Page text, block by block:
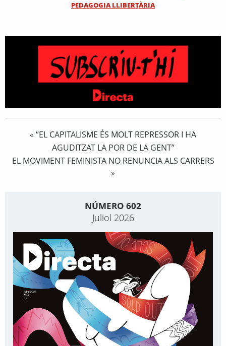
PEDAGOGIA LLIBERTÀRIA
« “EL CAPITALISME ÉS MOLT REPRESSOR I HA
AGUDITZAT LA POR DE LA GENT”
EL MOVIMENT FEMINISTA NO RENUNCIA ALS CARRERS
»
NÚMERO 602
Juliol 2026